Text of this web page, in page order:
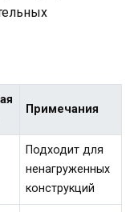
Примечания
Подходит для
ненагруженных
конструкций